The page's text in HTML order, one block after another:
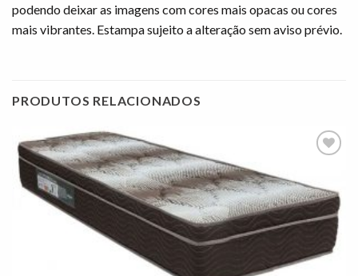
podendo deixar as imagens com cores mais opacas ou cores
mais vibrantes. Estampa sujeito a alteração sem aviso prévio.
PRODUTOS RELACIONADOS
Adicionar
à lista de
desejos"